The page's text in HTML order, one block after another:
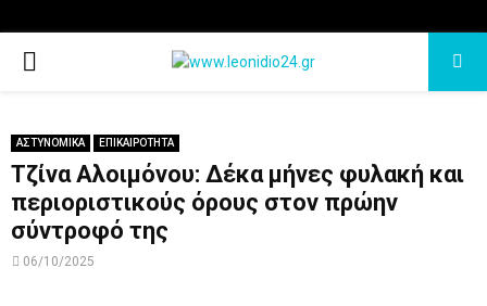
PRIMARY
ΑΣΤΥΝΟΜΙΚΑ ΕΠΙΚΑΙΡΟΤΗΤΑ
Τζίνα Αλοιμόνου: Δέκα μήνες φυλακή και
περιοριστικούς όρους στον πρώην
σύντροφό της
06/10/2025